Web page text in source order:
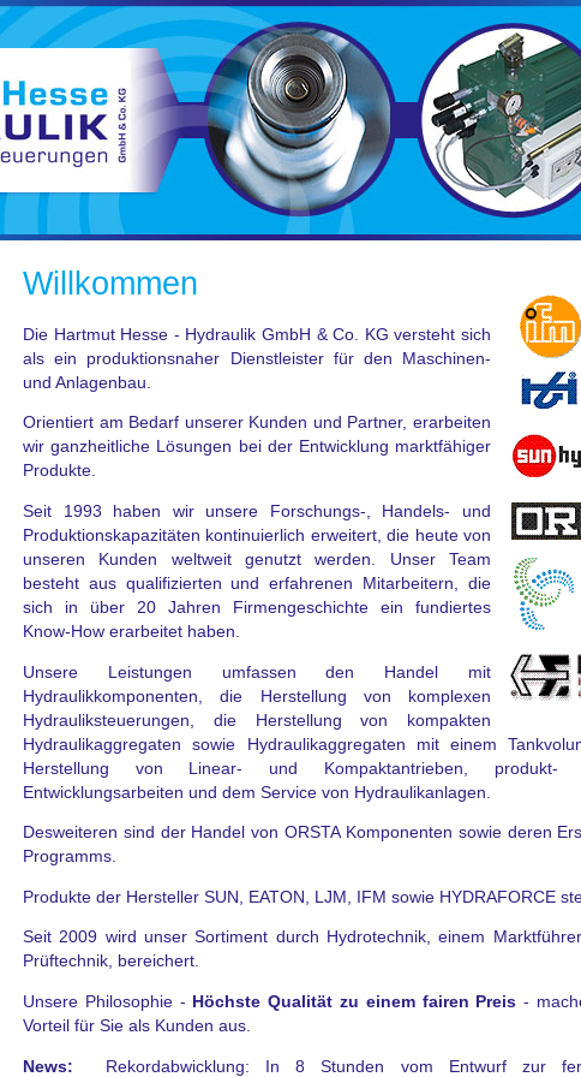
Willkommen
Die Hartmut Hesse - Hydraulik GmbH & Co. KG versteht sich
als ein produktionsnaher Dienstleister für den Maschinen-
und Anlagenbau.
Orientiert am Bedarf unserer Kunden und Partner, erarbeiten
wir ganzheitliche Lösungen bei der Entwicklung marktfähiger
Produkte.
Seit 1993 haben wir unsere Forschungs-, Handels- und
Produktionskapazitäten kontinuierlich erweitert, die heute von
unseren Kunden weltweit genutzt werden. Unser Team
besteht aus qualifizierten und erfahrenen Mitarbeitern, die
sich in über 20 Jahren Firmengeschichte ein fundiertes
Know-How erarbeitet haben.
Unsere Leistungen umfassen den Handel mit
Hydraulikkomponenten, die Herstellung von komplexen
Hydrauliksteuerungen, die Herstellung von kompakten
Hydraulikaggregaten sowie Hydraulikaggregaten mit einem
Herstellung von Linear- und Kompaktantrieben, produkt-
Entwicklungsarbeiten und dem Service von Hydraulikanlagen.
Desweiteren sind der Handel von ORSTA Komponenten sowie deren
Programms.
Produkte der Hersteller SUN, EATON, LJM, IFM sowie HYDRAFORCE
Seit 2009 wird unser Sortiment durch Hydrotechnik, einem
Prüftechnik, bereichert.
Unsere Philosophie - Höchste Qualität zu einem fairen Preis -
Vorteil für Sie als Kunden aus.
News: Rekordabwicklung: In 8 Stunden vom Entwurf zur